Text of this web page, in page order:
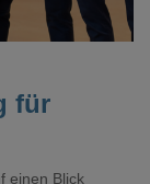
für
einen Blick